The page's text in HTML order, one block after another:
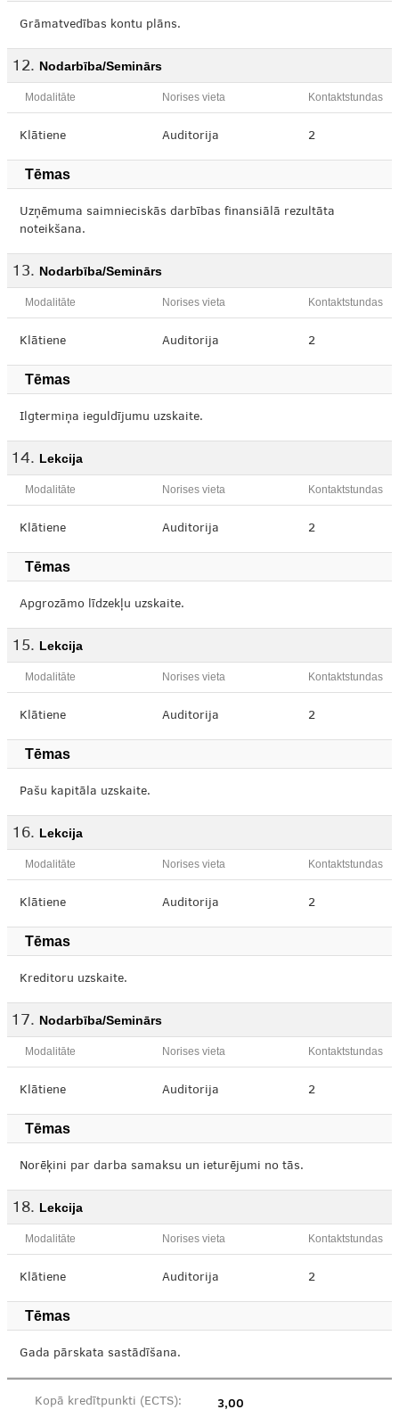
Grāmatvedības kontu plāns.
Nodarbība/Seminārs
Modalitāte Norises vieta Kontaktstundas
Klātiene Auditorija 2
Tēmas
Uzņēmuma saimnieciskās darbības finansiālā rezultāta
noteikšana.
Nodarbība/Seminārs
Modalitāte Norises vieta Kontaktstundas
Klātiene Auditorija 2
Tēmas
Ilgtermiņa ieguldījumu uzskaite.
Lekcija
Modalitāte Norises vieta Kontaktstundas
Klātiene Auditorija 2
Tēmas
Apgrozāmo līdzekļu uzskaite.
Lekcija
Modalitāte Norises vieta Kontaktstundas
Klātiene Auditorija 2
Tēmas
Pašu kapitāla uzskaite.
Lekcija
Modalitāte Norises vieta Kontaktstundas
Klātiene Auditorija 2
Tēmas
Kreditoru uzskaite.
Nodarbība/Seminārs
Modalitāte Norises vieta Kontaktstundas
Klātiene Auditorija 2
Tēmas
Norēķini par darba samaksu un ieturējumi no tās.
Lekcija
Modalitāte Norises vieta Kontaktstundas
Klātiene Auditorija 2
Tēmas
Gada pārskata sastādīšana.
Kopā kredītpunkti (ECTS): 3,00